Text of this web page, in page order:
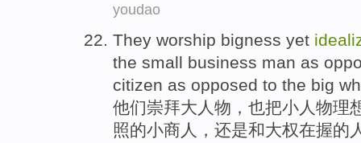
youdao
They worship bigness yet
the small business man as
citizen as opposed to the big
他们崇拜大人物，也把小人物理
照的小商人， 还是和大权在握的